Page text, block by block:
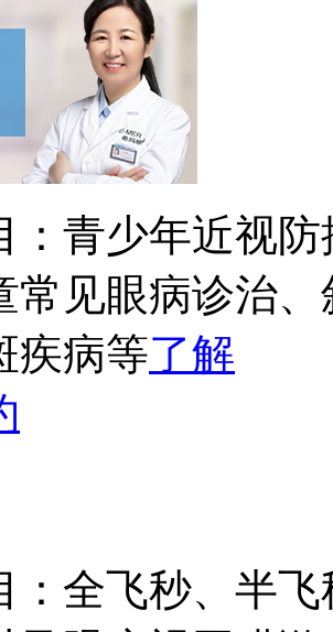
青少年近视
常见眼病诊治
疾病等了解
全飞秒、半